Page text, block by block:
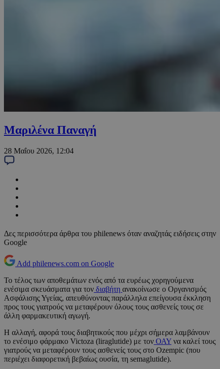
Μαριλένα Παναγή
28 Μαΐου 2026, 12:04
Δες περισσότερα άρθρα του philenews όταν αναζητάς ειδήσεις στην
Google
Add philenews.com on Google
Το τέλος των αποθεμάτων ενός από τα ευρέως χορηγούμενα
ενέσιμα σκευάσματα για τον διαβήτη ανακοίνωσε ο Οργανισμός
Ασφάλισης Υγείας, απευθύνοντας παράλληλα επείγουσα έκκληση
προς τους γιατρούς να μεταφέρουν όλους τους ασθενείς τους σε
άλλη φαρμακευτική αγωγή.
Η αλλαγή, αφορά τους διαβητικούς που μέχρι σήμερα λαμβάνουν
το ενέσιμο φάρμακο Victoza (liraglutide) με τον ΟΑΥ να καλεί τους
γιατρούς να μεταφέρουν τους ασθενείς τους στο Ozempic (που
περιέχει διαφορετική βεβαίως ουσία, τη semaglutide).